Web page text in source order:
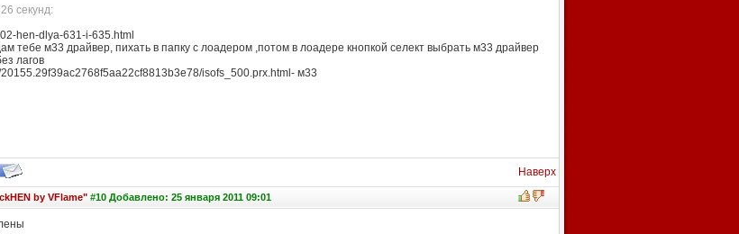
секунд:
hen-dlya-631-i-635.html
тебе м33 драйвер, пихать в папку с лоадером ,потом в лоадере кнопкой селект выбрать м33 драйвер
лагов
isofs_500.prx.html- м33
Наверх
by VFlame"#10 Добавлено: 25 января 2011 09:01